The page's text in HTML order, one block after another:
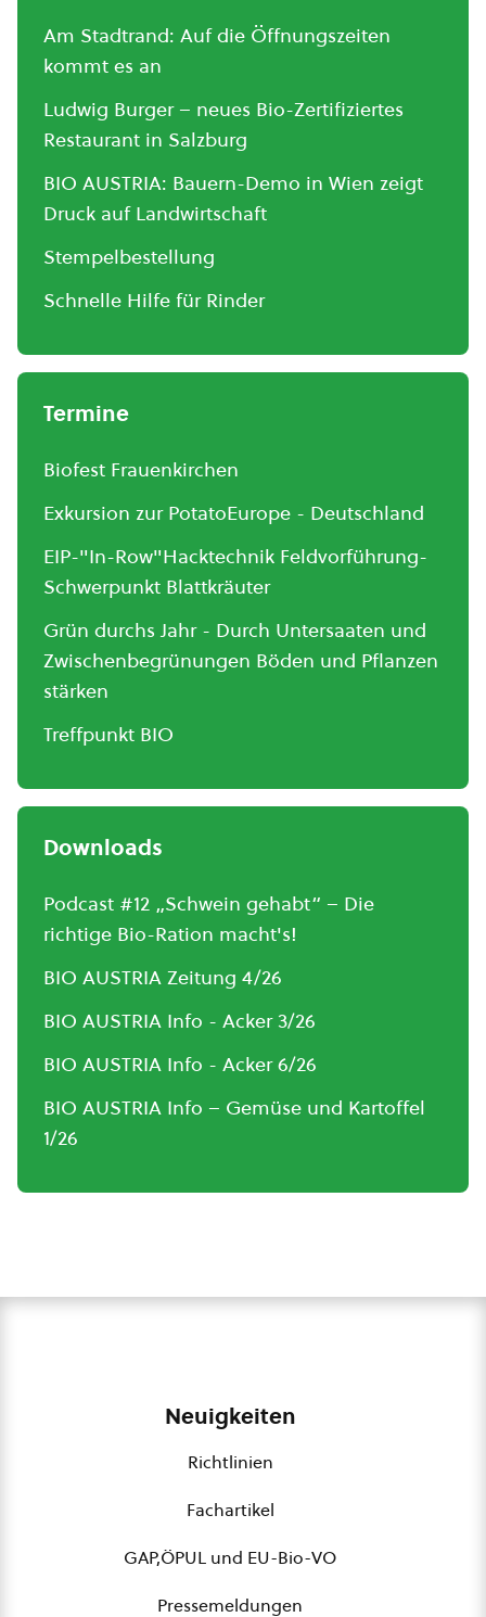
Am Stadtrand: Auf die Öffnungszeiten
kommt es an
Ludwig Burger – neues Bio-Zertifiziertes
Restaurant in Salzburg
BIO AUSTRIA: Bauern-Demo in Wien zeigt
Druck auf Landwirtschaft
Stempelbestellung
Schnelle Hilfe für Rinder
Termine
Biofest Frauenkirchen
Exkursion zur PotatoEurope - Deutschland
EIP-"In-Row"Hacktechnik Feldvorführung-
Schwerpunkt Blattkräuter
Grün durchs Jahr - Durch Untersaaten und
Zwischenbegrünungen Böden und Pflanzen
stärken
Treffpunkt BIO
Downloads
Podcast #12 „Schwein gehabt“ – Die
richtige Bio-Ration macht's!
BIO AUSTRIA Zeitung 4/26
BIO AUSTRIA Info - Acker 3/26
BIO AUSTRIA Info - Acker 6/26
BIO AUSTRIA Info – Gemüse und Kartoffel
1/26
Neuigkeiten
Richtlinien
Fachartikel
GAP,ÖPUL und EU-Bio-VO
Pressemeldungen